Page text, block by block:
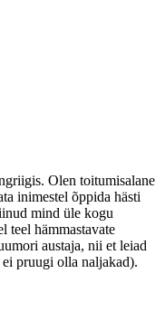
Olen toitumisalane
inimestel õppida hästi
mind üle kogu
teel hämmastavate
austaja, nii et leiad
pruugi olla naljakad).